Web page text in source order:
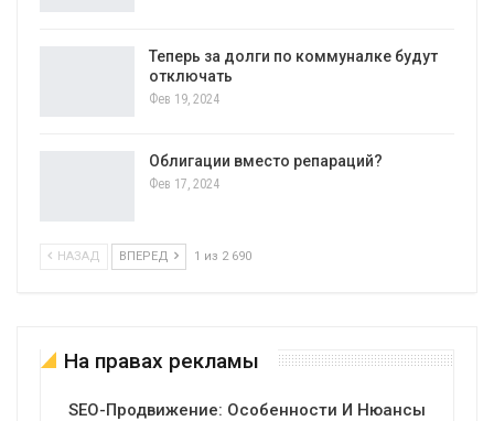
Теперь за долги по коммуналке будут
отключать
Фев 19, 2024
Облигации вместо репараций?
Фев 17, 2024
НАЗАД ВПЕРЕД 1 из 2 690
На правах рекламы
SEO-Продвижение: Особенности И Нюансы